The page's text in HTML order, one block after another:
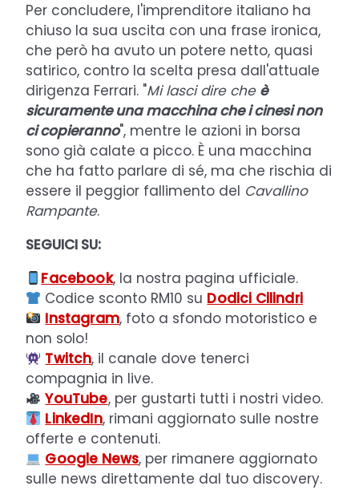
Per concludere, l'imprenditore italiano ha
chiuso la sua uscita con una frase ironica,
che però ha avuto un potere netto, quasi
satirico, contro la scelta presa dall'attuale
dirigenza Ferrari. "Mi lasci dire che è
sicuramente una macchina che i cinesi non
ci copieranno", mentre le azioni in borsa
sono già calate a picco. È una macchina
che ha fatto parlare di sé, ma che rischia di
essere il peggior fallimento del Cavallino
Rampante.
SEGUICI SU:
Facebook, la nostra pagina ufficiale.
Codice sconto RM10 su Dodici Cilindri
Instagram, foto a sfondo motoristico e
non solo!
Twitch, il canale dove tenerci
compagnia in live.
YouTube, per gustarti tutti i nostri video.
LinkedIn, rimani aggiornato sulle nostre
offerte e contenuti.
Google News, per rimanere aggiornato
sulle news direttamente dal tuo discovery.